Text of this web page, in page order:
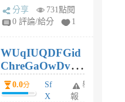
jt
gl
個
月
前
分享
731點閱
0 評論/給分
1
WUqIUQDFGid
ChreGaOwDv
dY0.0分
Sf
X
舉
報